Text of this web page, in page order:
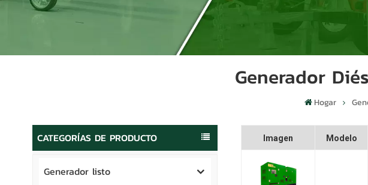
Generador
Hogar
CATEGORÍAS DE PRODUCTO
Generador listo
Imagen Modelo